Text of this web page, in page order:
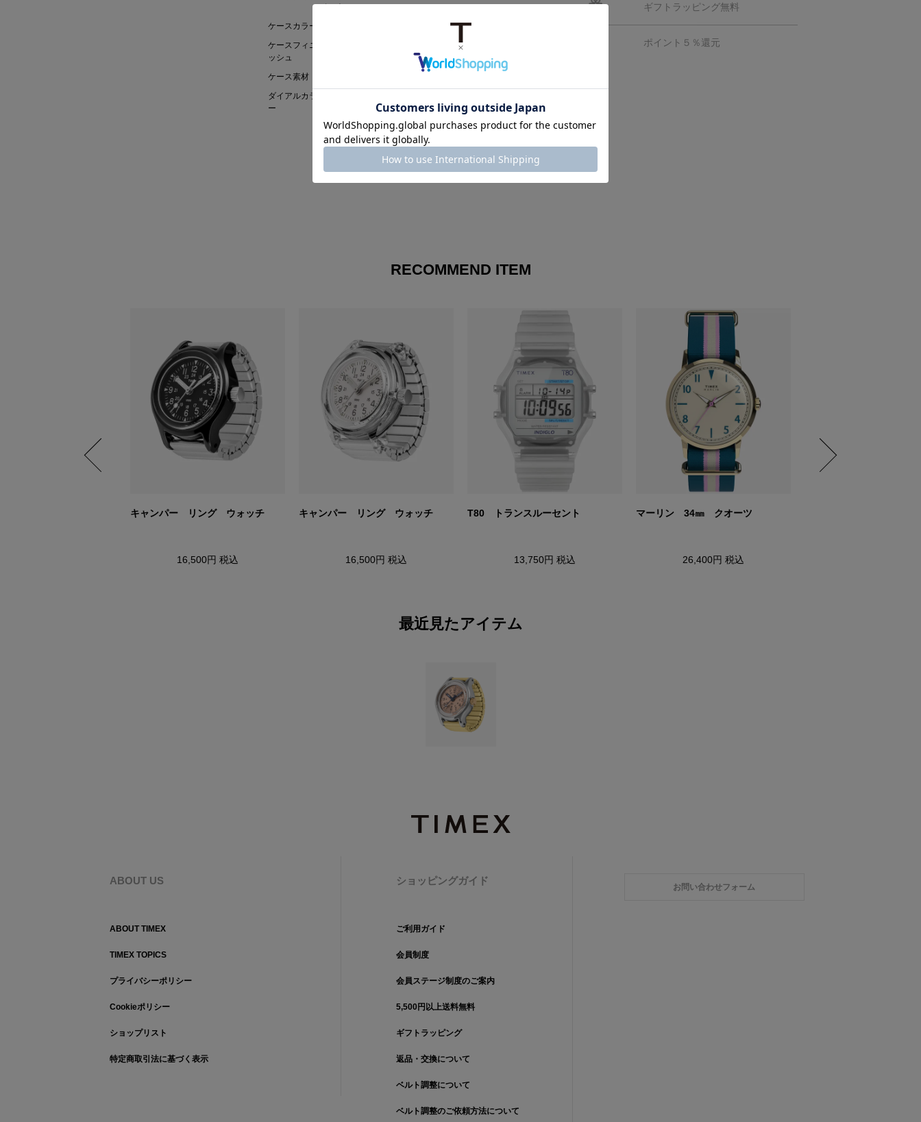
ベルト
ケースカラー
ケースフィニ
ッシュ
ケース素材
ダイアルカラ
ー
ギフトラッピング無料
ポイント５％還元
RECOMMEND ITEM
キャンパー リング ウォッチ
16,500円 税込
キャンパー リング ウォッチ
16,500円 税込
T80 トランスルーセント
13,750円 税込
マーリン 34㎜ クオーツ
26,400円 税込
最近見たアイテム
ABOUT US
ABOUT TIMEX
TIMEX TOPICS
プライバシーポリシー
Cookieポリシー
ショップリスト
特定商取引法に基づく表示
ショッピングガイド
ご利用ガイド
会員制度
会員ステージ制度のご案内
5,500円以上送料無料
ギフトラッピング
返品・交換について
ベルト調整について
ベルト調整のご依頼方法について
お問い合わせフォーム